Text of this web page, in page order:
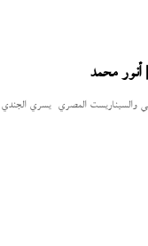
أنور محمد